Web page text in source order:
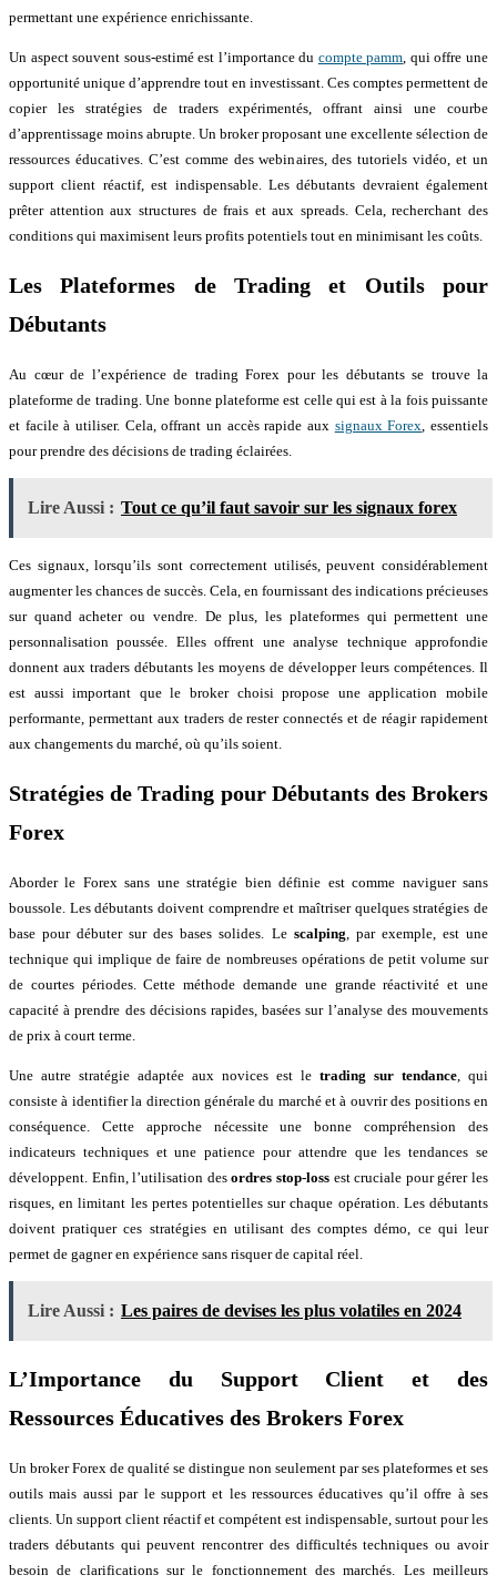
permettant une expérience enrichissante.
Un aspect souvent sous-estimé est l’importance du compte pamm , qui offre une
opportunité unique d’apprendre tout en investissant. Ces comptes permettent de
copier les stratégies de traders expérimentés, offrant ainsi une courbe
d’apprentissage moins abrupte. Un broker proposant une excellente sélection de
ressources éducatives. C’est comme des webinaires, des tutoriels vidéo, et un
support client réactif, est indispensable. Les débutants devraient également
prêter attention aux structures de frais et aux spreads. Cela, recherchant des
conditions qui maximisent leurs profits potentiels tout en minimisant les coûts.
Les Plateformes de Trading et Outils pour
Débutants
Au cœur de l’expérience de trading Forex pour les débutants se trouve la
plateforme de trading. Une bonne plateforme est celle qui est à la fois puissante
et facile à utiliser. Cela, offrant un accès rapide aux signaux Forex, essentiels
pour prendre des décisions de trading éclairées.
Lire Aussi : Tout ce qu’il faut savoir sur les signaux forex
Ces signaux, lorsqu’ils sont correctement utilisés, peuvent considérablement
augmenter les chances de succès. Cela, en fournissant des indications précieuses
sur quand acheter ou vendre. De plus, les plateformes qui permettent une
personnalisation poussée. Elles offrent une analyse technique approfondie
donnent aux traders débutants les moyens de développer leurs compétences. Il
est aussi important que le broker choisi propose une application mobile
performante, permettant aux traders de rester connectés et de réagir rapidement
aux changements du marché, où qu’ils soient.
Stratégies de Trading pour Débutants des Brokers
Forex
Aborder le Forex sans une stratégie bien définie est comme naviguer sans
boussole. Les débutants doivent comprendre et maîtriser quelques stratégies de
base pour débuter sur des bases solides. Le scalping, par exemple, est une
technique qui implique de faire de nombreuses opérations de petit volume sur
de courtes périodes. Cette méthode demande une grande réactivité et une
capacité à prendre des décisions rapides, basées sur l’analyse des mouvements
de prix à court terme.
Une autre stratégie adaptée aux novices est le trading sur tendance, qui
consiste à identifier la direction générale du marché et à ouvrir des positions en
conséquence. Cette approche nécessite une bonne compréhension des
indicateurs techniques et une patience pour attendre que les tendances se
développent. Enfin, l’utilisation desordres stop-loss est cruciale pour gérer les
risques, en limitant les pertes potentielles sur chaque opération. Les débutants
doivent pratiquer ces stratégies en utilisant des comptes démo, ce qui leur
permet de gagner en expérience sans risquer de capital réel.
Lire Aussi : Les paires de devises les plus volatiles en 2024
L’Importance du Support Client et des
Ressources Éducatives des Brokers Forex
Un broker Forex de qualité se distingue non seulement par ses plateformes et ses
outils mais aussi par le support et les ressources éducatives qu’il offre à ses
clients. Un support client réactif et compétent est indispensable, surtout pour les
traders débutants qui peuvent rencontrer des difficultés techniques ou avoir
besoin de clarifications sur le fonctionnement des marchés. Les meilleurs